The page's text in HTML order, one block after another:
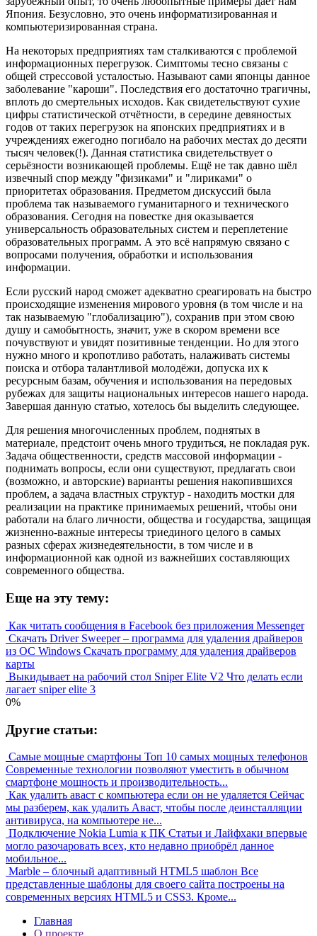
Япония. Безусловно, это очень информатизированная и
компьютеризированная страна.
На некоторых предприятиях там сталкиваются с проблемой
информационных перегрузок. Симптомы тесно связаны с
общей стрессовой усталостью. Называют сами японцы данное
заболевание "кароши". Последствия его достаточно трагичны,
вплоть до смертельных исходов. Как свидетельствуют сухие
цифры статистической отчётности, в середине девяностых
годов от таких перегрузок на японских предприятиях и в
учреждениях ежегодно погибало на рабочих местах до десяти
тысяч человек(!). Данная статистика свидетельствует о
серьёзности возникающей проблемы. Ещё не так давно шёл
извечный спор между "физиками" и "лириками" о
приоритетах образования. Предметом дискуссий была
проблема так называемого гуманитарного и технического
образования. Сегодня на повестке дня оказывается
универсальность образовательных систем и переплетение
образовательных программ. А это всё напрямую связано с
вопросами получения, обработки и использования
информации.
Если русский народ сможет адекватно среагировать на быстро
происходящие изменения мирового уровня (в том числе и на
так называемую "глобализацию"), сохранив при этом свою
душу и самобытность, значит, уже в скором времени все
почувствуют и увидят позитивные тенденции. Но для этого
нужно много и кропотливо работать, налаживать системы
поиска и отбора талантливой молодёжи, допуска их к
ресурсным базам, обучения и использования на передовых
рубежах для защиты национальных интересов нашего народа.
Завершая данную статью, хотелось бы выделить следующее.
Для решения многочисленных проблем, поднятых в
материале, предстоит очень много трудиться, не покладая рук.
Задача общественности, средств массовой информации -
поднимать вопросы, если они существуют, предлагать свои
(возможно, и авторские) варианты решения накопившихся
проблем, а задача властных структур - находить мостки для
реализации на практике принимаемых решений, чтобы они
работали на благо личности, общества и государства, защищая
жизненно-важные интересы триединого целого в самых
разных сферах жизнедеятельности, в том числе и в
информационной как одной из важнейших составляющих
современного общества.
Еще на эту тему:
Как читать сообщения в Facebook без приложения Messenger
Скачать Driver Sweeper – программа для удаления драйверов
из OC Windows Скачать программу для удаления драйверов
карты
Выкидывает на рабочий стол Sniper Elite V2 Что делать если
лагает sniper elite 3
0%
Другие статьи:
Самые мощные смартфоны Топ 10 самых мощных телефонов
Современные технологии позволяют уместить в обычном
смартфоне мощность и производительность...
Как удалить аваст с компьютера если он не удаляется Сейчас
мы разберем, как удалить Аваст, чтобы после деинсталляции
антивируса, на компьютере не...
Подключение Nokia Lumia к ПК Статьи и Лайфхаки впервые
могло разочаровать всех, кто недавно приобрёл данное
мобильное...
Marble – блочный адаптивный HTML5 шаблон Все
представленные шаблоны для своего сайта построены на
современных версиях HTML5 и CSS3. Кроме...
Главная